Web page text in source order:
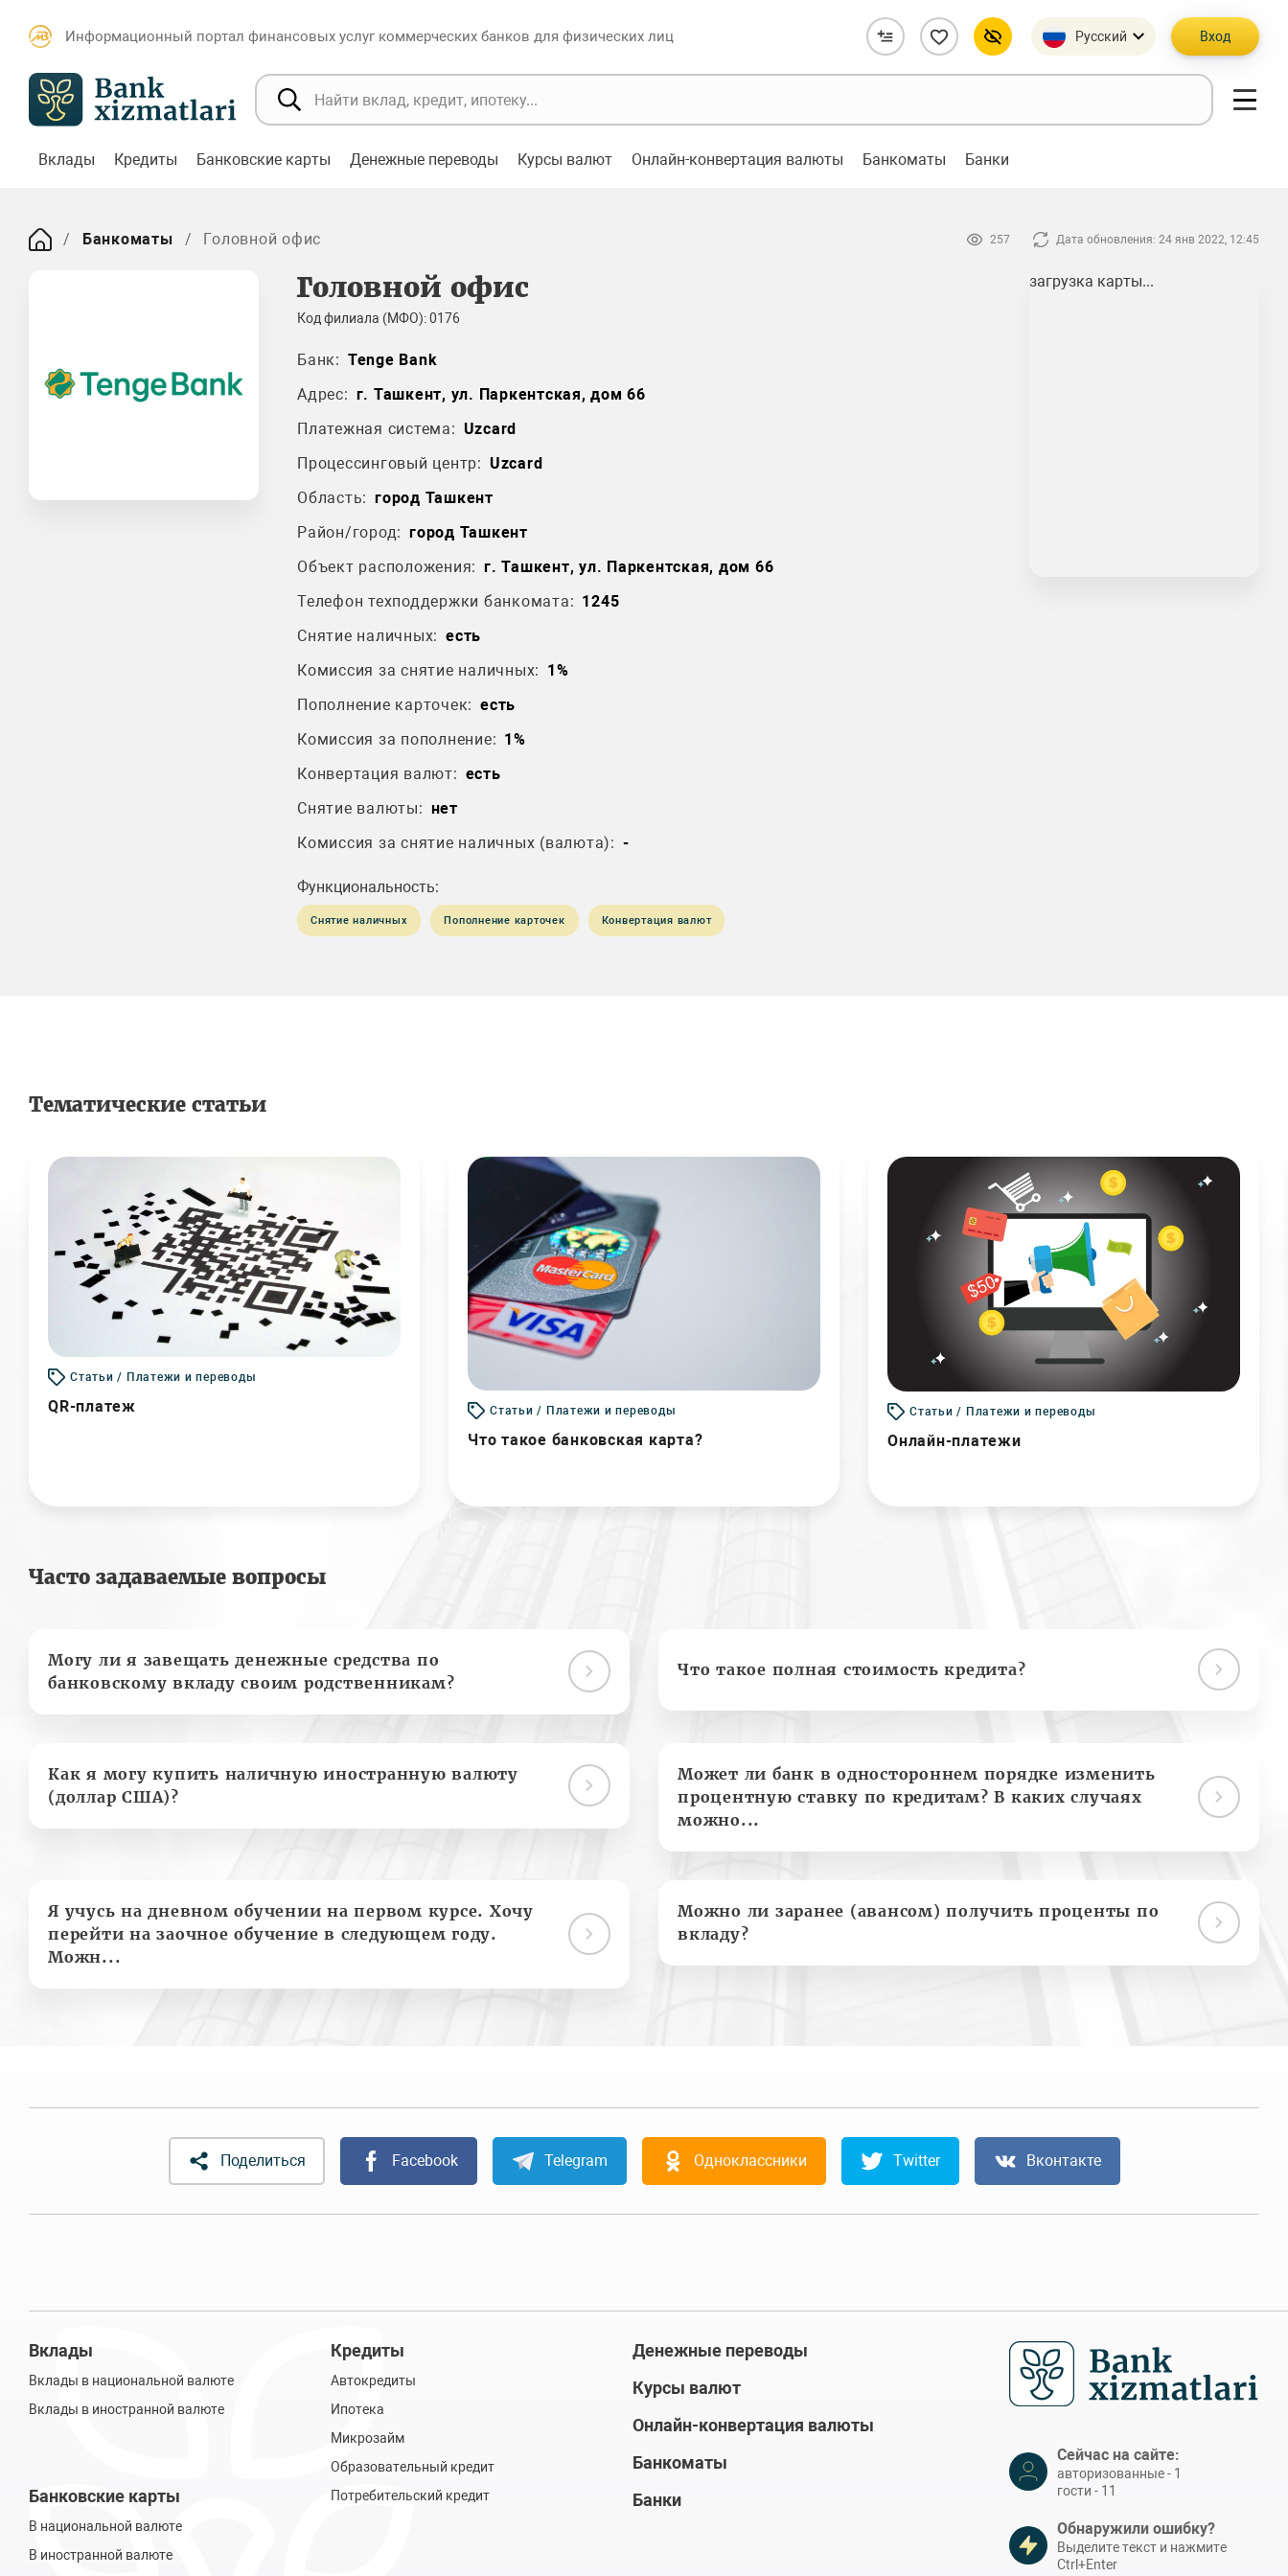
Информационный портал финансовых услуг коммерческих банков для физических лиц Русский Вход
Вклады Кредиты Банковские карты Денежные переводы Курсы валют Онлайн-конвертация валюты Банкоматы Банки
Банкоматы Головной офис 257 Дата обновления: 24 янв 2022, 12:45
Головной офис
Код филиала (МФО): 0176
Банк: Tenge Bank
Адрес: г. Ташкент, ул. Паркентская, дом 66
Платежная система: Uzcard
Процессинговый центр: Uzcard
Область: город Ташкент
Район/город: город Ташкент
Объект расположения: г. Ташкент, ул. Паркентская, дом 66
Телефон техподдержки банкомата: 1245
Снятие наличных: есть
Комиссия за снятие наличных: 1%
Пополнение карточек: есть
Комиссия за пополнение: 1%
Конвертация валют: есть
Снятие валюты: нет
Комиссия за снятие наличных (валюта): -
Функциональность:
Снятие наличных Пополнение карточек Конвертация валют
загрузка карты...
Тематические статьи
Статьи / Платежи и переводы
QR-платеж Статьи / Платежи и переводы
Что такое банковская карта?
Статьи / Платежи и переводы
Онлайн-платежи
Часто задаваемые вопросы
Могу ли я завещать денежные средства по
банковскому вкладу своим родственникам?
Что такое полная стоимость кредита?
Как я могу купить наличную иностранную валюту
(доллар США)?
Может ли банк в одностороннем порядке изменить
процентную ставку по кредитам? В каких случаях
можно...
Я учусь на дневном обучении на первом курсе. Хочу
перейти на заочное обучение в следующем году.
Можн...
Можно ли заранее (авансом) получить проценты по
вкладу?
Поделиться Facebook Telegram Одноклассники Twitter Вконтакте
Вклады
Вклады в национальной валюте
Вклады в иностранной валюте
Банковские карты
В национальной валюте
В иностранной валюте
Кредиты
Автокредиты
Ипотека
Микрозайм
Образовательный кредит
Потребительский кредит
Денежные переводы
Курсы валют
Онлайн-конвертация валюты
Банкоматы
Банки
Сейчас на сайте:
авторизованные - 1
гости - 11